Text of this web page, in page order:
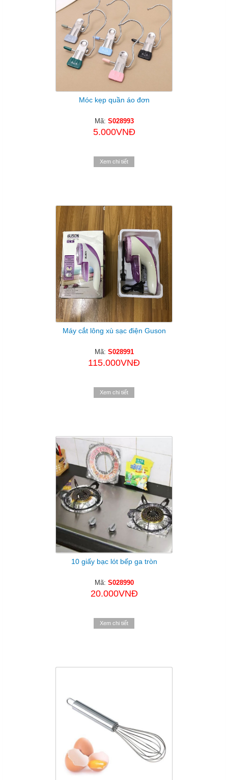
Móc kẹp quần áo đơn
Mã: S028993
5.000VNĐ
Xem chi tiết
Máy cắt lông xù sạc điện Guson
Mã: S028991
115.000VNĐ
Xem chi tiết
10 giấy bạc lót bếp ga tròn
Mã: S028990
20.000VNĐ
Xem chi tiết